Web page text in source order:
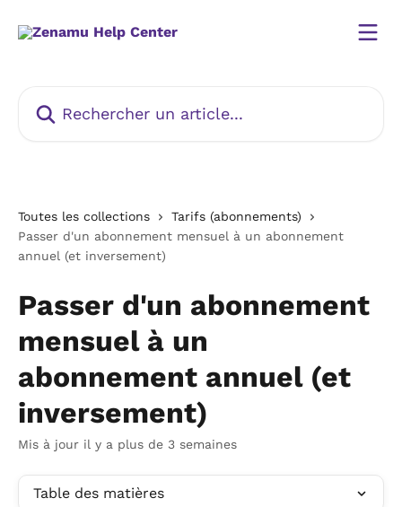
Toutes les collections
Tarifs (abonnements)
Passer d'un abonnement mensuel à un abonnement
annuel (et inversement)
Passer d'un abonnement
mensuel à un
abonnement annuel (et
inversement)
Mis à jour il y a plus de 3 semaines
Table des matières